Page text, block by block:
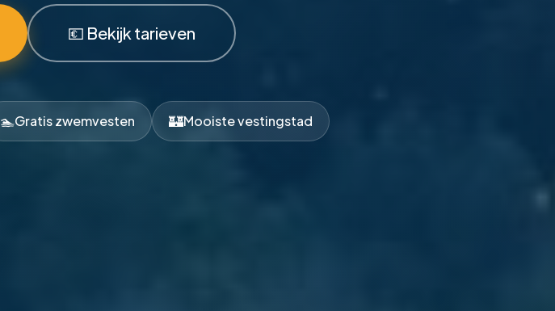
💶 Bekijk tarieven
🏊Gratis zwemvesten 🏰Mooiste vestingstad